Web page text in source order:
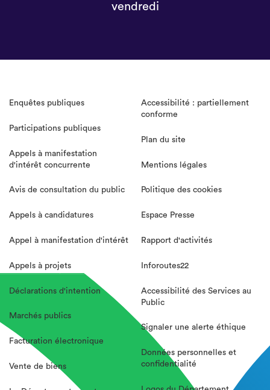
vendredi
Enquêtes publiques
Participations publiques
Appels à manifestation
d'intérêt concurrente
Avis de consultation du public
Appels à candidatures
Appel à manifestation d'intérêt
Appels à projets
Déclarations d'intention
Marchés publics
Facturation électronique
Vente de biens
Accessibilité : partiellement
conforme
Plan du site
Mentions légales
Politique des cookies
Espace Presse
Rapport d'activités
Inforoutes22
Accessibilité des Services au
Public
Signaler une alerte éthique
Données personnelles et
confidentialité